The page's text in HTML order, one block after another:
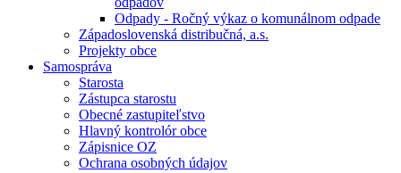
Odpady - Ročný výkaz o komunálnom odpade
Západoslovenská distribučná, a.s.
Projekty obce
Samospráva
Starosta
Zástupca starostu
Obecné zastupiteľstvo
Hlavný kontrolór obce
Zápisnice OZ
Ochrana osobných údajov